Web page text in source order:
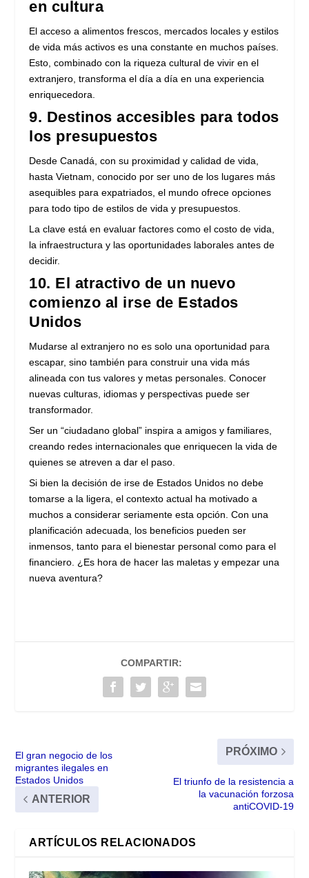
en cultura
El acceso a alimentos frescos, mercados locales y estilos
de vida más activos es una constante en muchos países.
Esto, combinado con la riqueza cultural de vivir en el
extranjero, transforma el día a día en una experiencia
enriquecedora.
9. Destinos accesibles para todos
los presupuestos
Desde Canadá, con su proximidad y calidad de vida,
hasta Vietnam, conocido por ser uno de los lugares más
asequibles para expatriados, el mundo ofrece opciones
para todo tipo de estilos de vida y presupuestos.
La clave está en evaluar factores como el costo de vida,
la infraestructura y las oportunidades laborales antes de
decidir.
10. El atractivo de un nuevo
comienzo al irse de Estados
Unidos
Mudarse al extranjero no es solo una oportunidad para
escapar, sino también para construir una vida más
alineada con tus valores y metas personales. Conocer
nuevas culturas, idiomas y perspectivas puede ser
transformador.
Ser un “ciudadano global” inspira a amigos y familiares,
creando redes internacionales que enriquecen la vida de
quienes se atreven a dar el paso.
Si bien la decisión de irse de Estados Unidos no debe
tomarse a la ligera, el contexto actual ha motivado a
muchos a considerar seriamente esta opción. Con una
planificación adecuada, los beneficios pueden ser
inmensos, tanto para el bienestar personal como para el
financiero. ¿Es hora de hacer las maletas y empezar una
nueva aventura?
COMPARTIR:
El gran negocio de los
migrantes ilegales en
Estados Unidos
ANTERIOR
PRÓXIMO
El triunfo de la resistencia a
la vacunación forzosa
antiCOVID-19
ARTÍCULOS RELACIONADOS